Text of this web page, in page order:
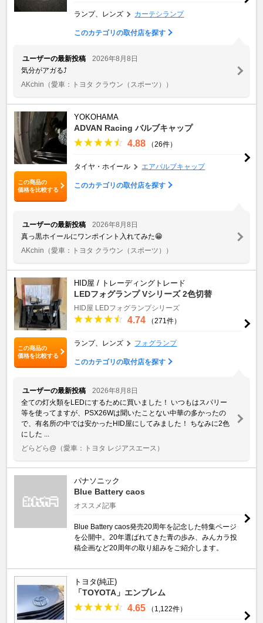
ランプ、レンズ カーテシランプ
このカテゴリの取付店を探す
ユーザーの最新投稿
2026年8月8日
気分がアガる⤴️
AKchin （愛車：トヨタ クラウン（スポーツ））
この商品の
価格を比較する
YOKOHAMA
ADVAN Racing バルブキャップ
4.88 （26件）
タイヤ・ホイール エアバルブキャップ
このカテゴリの取付店を探す
ユーザーの最新投稿
2026年8月8日
真っ黒ホイールにワンポイント入れてみた😁
AKchin （愛車：トヨタ クラウン（スポーツ））
この商品の
価格を比較する
HID屋 / トレーディングトレード
LEDフォグランプ Vシリーズ 2色切替
HID屋 LEDフォグランプシリーズ
4.74 （271件）
ランプ、レンズ フォグランプ
このカテゴリの取付店を探す
ユーザーの最新投稿
2026年8月8日
全ての灯火類をLEDにするために買いました！ いつもはスパリー
等を使ってますが、PSX26Wは聞いたことない中華の多かったの
で、有名所の中では安かったHID屋にしてみました！ ちなみに2色
にした ...
どらどら@ （愛車：トヨタ レジアスエース）
パナソニック
Blue Battery caos
オススメ記事
Blue Battery caos発売20周年を記念した特集ページ
を公開中。20年選ばれてきた青の歩み、みんカラ投
稿企画など20周年の取り組みをご紹介します。
トヨタ(純正)
「TOYOTA」エンブレム
4.65 （1,122件）